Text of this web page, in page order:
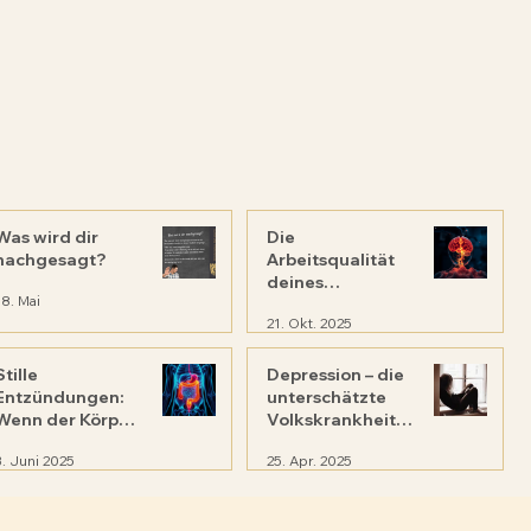
wird dir
Mai
Die
Arbeitsqualität
deines
21. Okt. 2025
der Körper
Juni 2025
Depression – die
unterschätzte
Volkskrankheit:
können
25. Apr. 2025